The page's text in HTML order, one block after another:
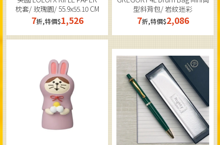
枕套/ 玫瑰園/ 55.9x55.10 CM
7折,特價$1,526
型斜背包/ 岩紋迷彩
7折,特價$2,086